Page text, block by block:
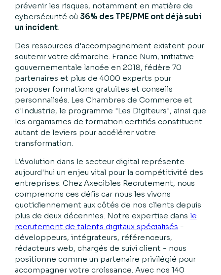
prévenir les risques, notamment en matière de
cybersécurité où 36% des TPE/PME ont déjà subi
un incident.
Des ressources d'accompagnement existent pour
soutenir votre démarche. France Num, initiative
gouvernementale lancée en 2018, fédère 70
partenaires et plus de 4000 experts pour
proposer formations gratuites et conseils
personnalisés. Les Chambres de Commerce et
d'Industrie, le programme "Les Digiteurs", ainsi que
les organismes de formation certifiés constituent
autant de leviers pour accélérer votre
transformation.
L'évolution dans le secteur digital représente
aujourd'hui un enjeu vital pour la compétitivité des
entreprises. Chez Axecibles Recrutement, nous
comprenons ces défis car nous les vivons
quotidiennement aux côtés de nos clients depuis
plus de deux décennies. Notre expertise dans le
recrutement de talents digitaux spécialisés -
développeurs, intégrateurs, référenceurs,
rédacteurs web, chargés de suivi client - nous
positionne comme un partenaire privilégié pour
accompagner votre croissance. Avec nos 140